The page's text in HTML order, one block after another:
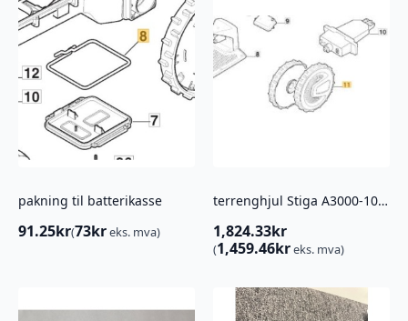
pakning til batterikasse
91.25kr(73kreks. mva)
terrenghjul Stiga A3000-10000
1,824.33kr
(1,459.46kreks. mva)